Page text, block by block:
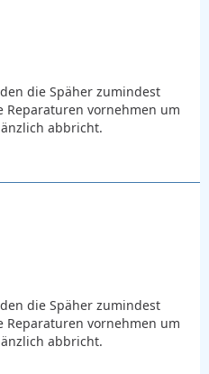
die Späher zumindest
vornehmen um
abbricht.
die Späher zumindest
vornehmen um
abbricht.